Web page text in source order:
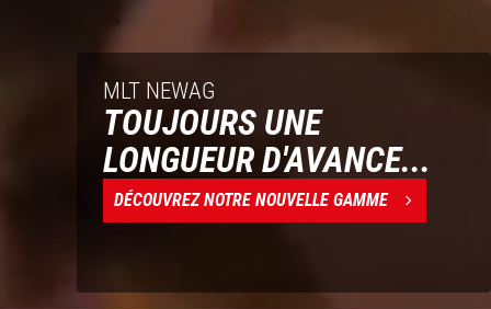
MLT NEWAG
TOUJOURS UNE
LONGUEUR D'AVANCE...
DÉCOUVREZ NOTRE NOUVELLE GAMME